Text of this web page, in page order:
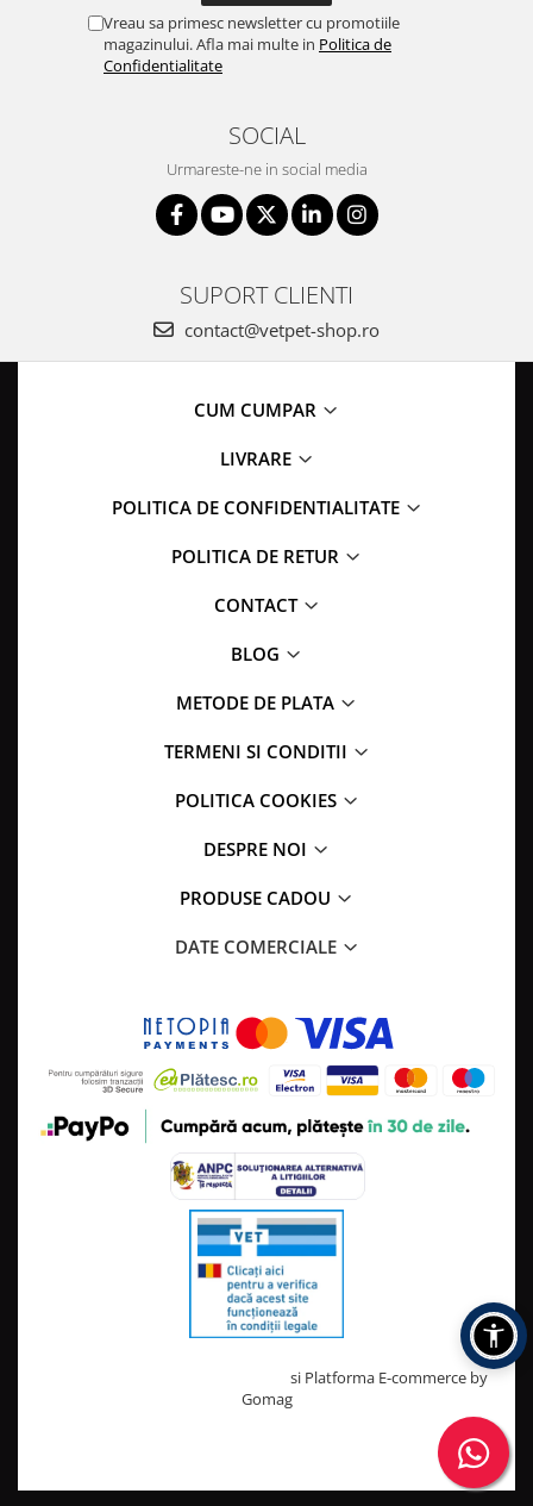
Vreau sa primesc newsletter cu promotiile
magazinului. Afla mai multe in Politica de
Confidentialitate
SOCIAL
Urmareste-ne in social media
SUPORT CLIENTI
contact@vetpet-shop.ro
CUM CUMPAR
LIVRARE
POLITICA DE CONFIDENTIALITATE
POLITICA DE RETUR
CONTACT
BLOG
METODE DE PLATA
TERMENI SI CONDITII
POLITICA COOKIES
DESPRE NOI
PRODUSE CADOU
DATE COMERCIALE
si Platforma E-commerce by
Gomag